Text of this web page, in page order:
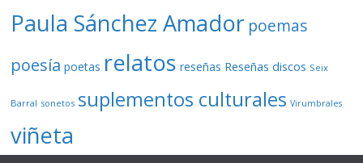
Paula Sánchez Amador poemas
poesía poetas relatos reseñas Reseñas discos Seix
Barral sonetos suplementos culturales Virumbrales
viñeta